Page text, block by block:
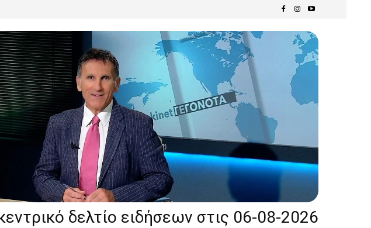
δελτίο ειδήσεων στις 06-08-2026